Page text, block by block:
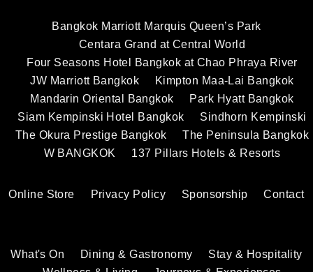
Bangkok Marriott Marquis Queen’s Park
Centara Grand at Central World
Four Seasons Hotel Bangkok at Chao Phraya River
JW Marriott Bangkok
Kimpton Maa-Lai Bangkok
Mandarin Oriental Bangkok
Park Hyatt Bangkok
Siam Kempinski Hotel Bangkok
Sindhorn Kempinski
The Okura Prestige Bangkok
The Peninsula Bangkok
W BANGKOK
137 Pillars Hotels & Resorts
Online Store Privacy Policy Sponsorship Contact
What's On Dining & Gastronomy
Stay & Hospitality